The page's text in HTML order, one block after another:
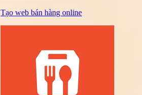
Tạo web bán hàng online